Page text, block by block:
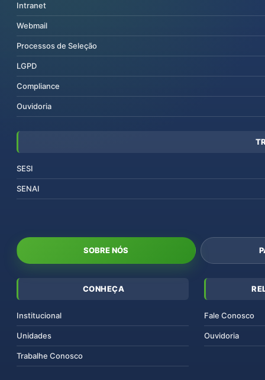
Intranet
Webmail
Processos de Seleção
LGPD
Compliance
Ouvidoria
SESI
SENAI
SOBRE NÓS
CONHEÇA
Institucional
Unidades
Trabalhe Conosco
Fale Conosco
Ouvidoria